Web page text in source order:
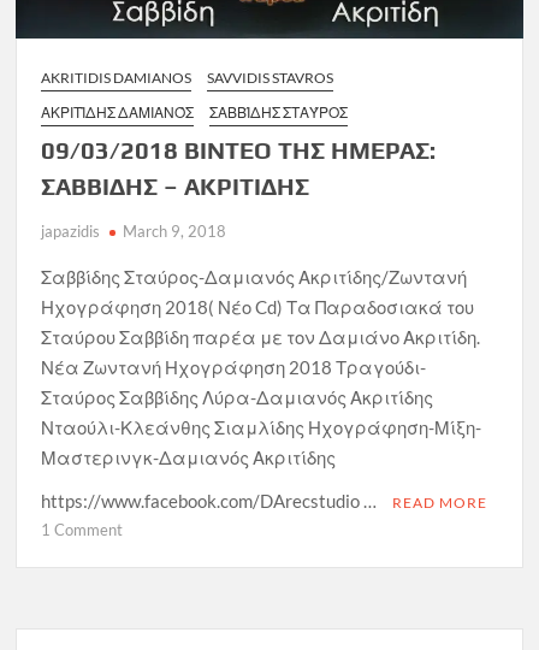
AKRITIDIS DAMIANOS
SAVVIDIS STAVROS
ΑΚΡΙΤΊΔΗΣ ΔΑΜΙΑΝΌΣ
ΣΑΒΒΊΔΗΣ ΣΤΑΎΡΟΣ
09/03/2018 ΒΙΝΤΕΟ ΤΗΣ ΗΜΕΡΑΣ:
ΣΑΒΒΙΔΗΣ – ΑΚΡΙΤΙΔΗΣ
japazidis March 9, 2018
Σαββίδης Σταύρος-Δαμιανός Ακριτίδης/Ζωντανή
Ηχογράφηση 2018( Νέο Cd) Τα Παραδοσιακά του
Σταύρου Σαββίδη παρέα με τον Δαμιάνο Ακριτίδη.
Νέα Ζωντανή Ηχογράφηση 2018 Τραγούδι-
Σταύρος Σαββίδης Λύρα-Δαμιανός Ακριτίδης
Νταούλι-Κλεάνθης Σιαμλίδης Ηχογράφηση-Μίξη-
Μαστερινγκ-Δαμιανός Ακριτίδης
https://www.facebook.com/DArecstudio …
READ MORE
1 Commenton
ΗΜΕΡΑΣ: